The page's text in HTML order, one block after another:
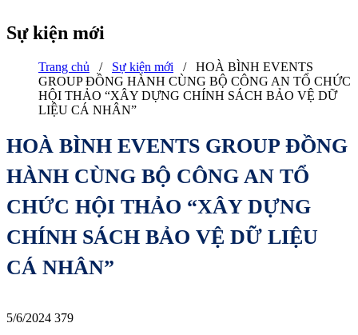
Sự kiện mới
Trang chủ / Sự kiện mới / HOÀ BÌNH EVENTS
GROUP ĐỒNG HÀNH CÙNG BỘ CÔNG AN TỔ CHỨC
HỘI THẢO “XÂY DỰNG CHÍNH SÁCH BẢO VỆ DỮ
LIỆU CÁ NHÂN”
HOÀ BÌNH EVENTS GROUP ĐỒNG
HÀNH CÙNG BỘ CÔNG AN TỔ
CHỨC HỘI THẢO “XÂY DỰNG
CHÍNH SÁCH BẢO VỆ DỮ LIỆU
CÁ NHÂN”
5/6/2024 379